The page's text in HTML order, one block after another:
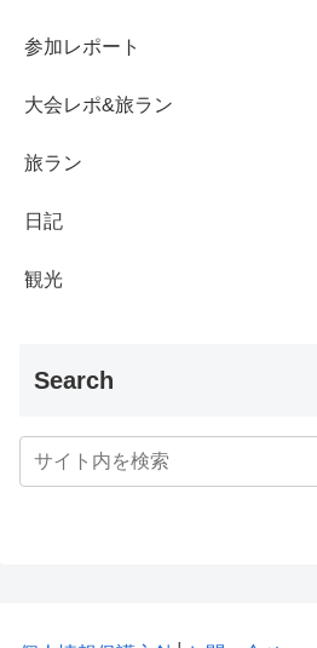
参加レポート
大会レポ&旅ラン
旅ラン
日記
観光
Search